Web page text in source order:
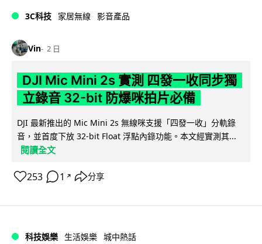
3C科技 家居無線 影音產品
Vin 2 日
DJI Mic Mini 2s 實測 四發一收同步獨
立錄音 32-bit 防爆咪拍片必備
DJI 最新推出的 Mic Mini 2s 無線咪支援「四發一收」分軌錄
音，並首度下放 32-bit Float 浮點內錄功能。本文經實測其...
閱讀全文
253 1 ↗ 分享
科技娛樂 生活娛樂 城中熱話